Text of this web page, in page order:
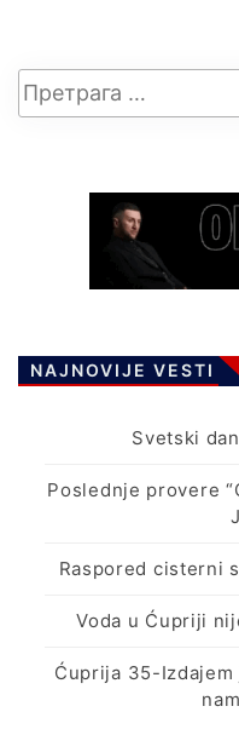
NAJNOVIJE VESTI
Svetski
Poslednje provere
Raspored cisterni
Voda u Ćupriji
Ćuprija 35-